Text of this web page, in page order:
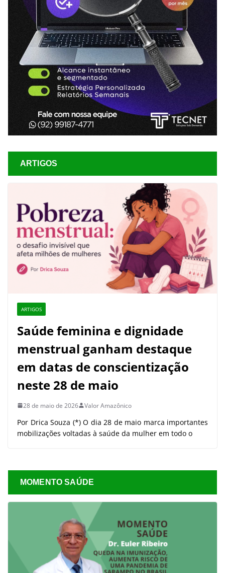
ARTIGOS
ARTIGOS
Saúde feminina e dignidade
menstrual ganham destaque
em datas de conscientização
neste 28 de maio
28 de maio de 2026 Valor Amazônico
Por Drica Souza (*) O dia 28 de maio marca importantes
mobilizações voltadas à saúde da mulher em todo o
MOMENTO SAÚDE